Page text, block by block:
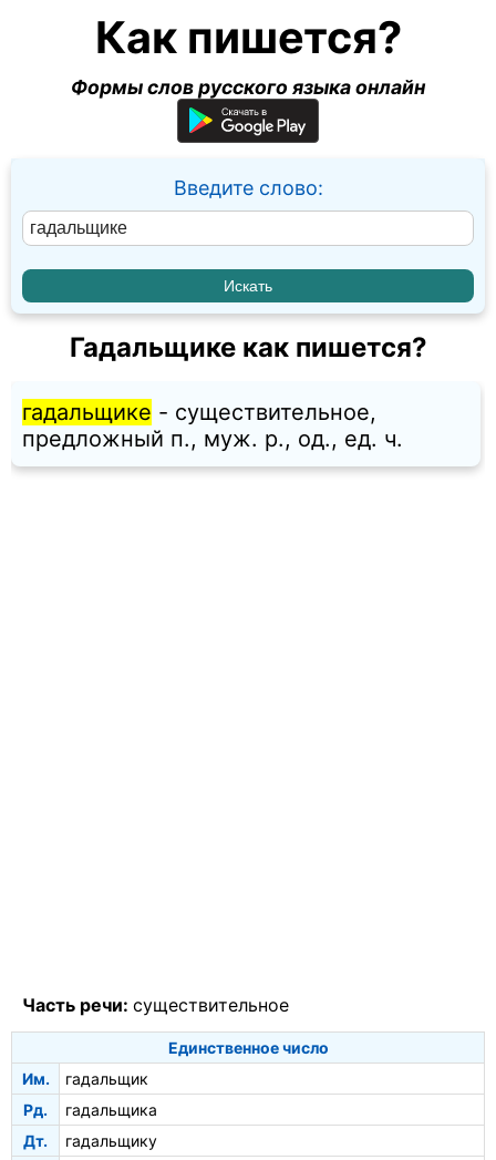
Как пишется?
Формы слов русского языка онлайн
Введите слово:
Гадальщике как пишется?
гадальщике - существительное,
предложный п., муж. p., од., ед. ч.
Часть речи: существительное
Единственное число
Им.
гадальщик
Рд.
гадальщика
Дт.
гадальщику